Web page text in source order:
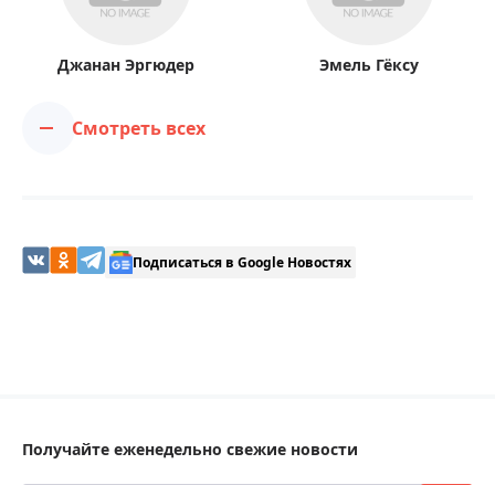
Джанан Эргюдер Эмель Гёксу
Смотреть всех
Подписаться в Google Новостях
Получайте еженедельно свежие новости